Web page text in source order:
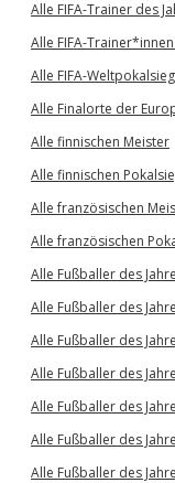
Alle FIFA-Trainer des
Alle FIFA-
Alle FIFA-
Alle Finalorte der
Alle finnischen Meister
Alle finnischen
Alle französischen
Alle französischen
Alle Fußballer des
Alle Fußballer des
Alle Fußballer des
Alle Fußballer des
Alle Fußballer des
Alle Fußballer des
Alle Fußballer des